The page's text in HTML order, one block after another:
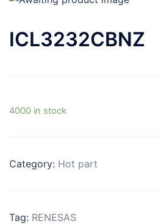
ICL3232CBNZ
4000 in stock
Category: Hot part
Tag: RENESAS